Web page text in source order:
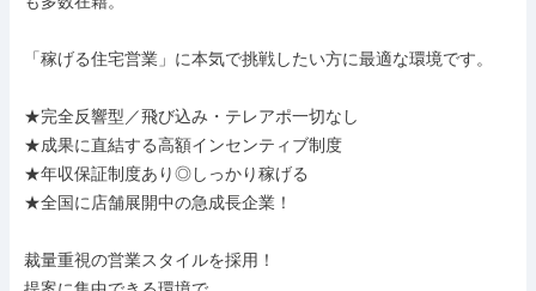
「稼げる住宅営業」に本気で挑戦したい方に最適な環境です。
★完全反響型／飛び込み・テレアポ一切なし
★成果に直結する高額インセンティブ制度
★年収保証制度あり◎しっかり稼げる
★全国に店舗展開中の急成長企業！
裁量重視の営業スタイルを採用！